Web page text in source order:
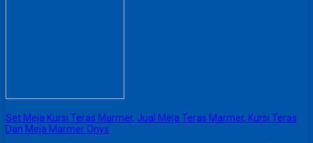
Set Meja Kursi Teras Marmer, Jual Meja Teras Marmer, Kursi Teras
Dan Meja Marmer Onyx